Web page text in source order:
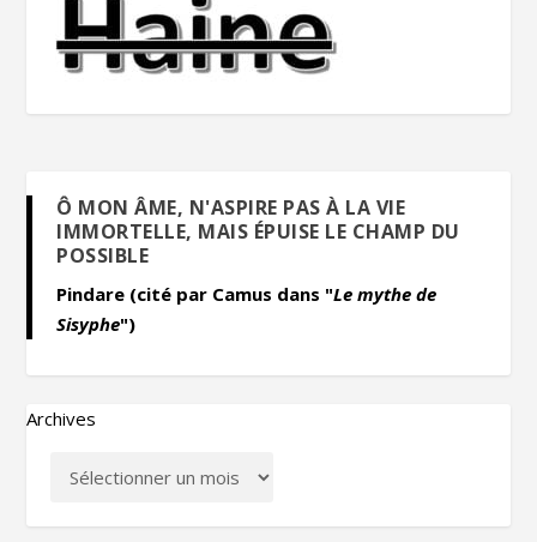
Ô MON ÂME, N'ASPIRE PAS À LA VIE
IMMORTELLE, MAIS ÉPUISE LE CHAMP DU
POSSIBLE
Pindare (cité par Camus dans "Le mythe de
Sisyphe")
Archives